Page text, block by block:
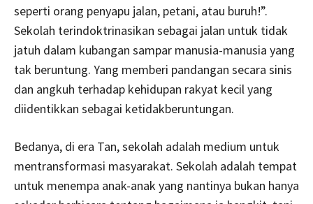
seperti orang penyapu jalan, petani, atau buruh!”.
Sekolah terindoktrinasikan sebagai jalan untuk tidak
jatuh dalam kubangan sampar manusia-manusia yang
tak beruntung. Yang memberi pandangan secara sinis
dan angkuh terhadap kehidupan rakyat kecil yang
diidentikkan sebagai ketidakberuntungan.
Bedanya, di era Tan, sekolah adalah medium untuk
mentransformasi masyarakat. Sekolah adalah tempat
untuk menempa anak-anak yang nantinya bukan hanya